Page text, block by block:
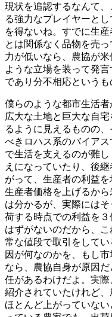
現状を追認するなんて
る強力なプレイヤーと
を得ないね。すでに生
とは関係なく品物を売
力が低いなら、農協が
ような立場を装って発
であり分不相応というも
僕らのような都市生活
広大な土地と巨大な自
るように見えるものの
べきロハス系のバイア
で生活を支えるのが難
えになっていたり、後
がって、生産者の利益
生産者価格を上げるか
は分かるが、実際には
荷する時点での利益を
はずがないのだから、
常な値段で取引をして
因が何なのかを、もし
なら、農協自身が原因
任があるわけだよ。実
紹介されていたけれど
ほとんど上がっていな